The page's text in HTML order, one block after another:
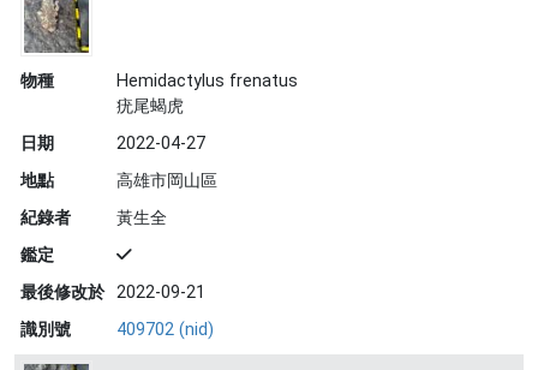
物種
Hemidactylus frenatus
疣尾蝎虎
日期
2022-04-27
地點
高雄市岡山區
紀錄者
黃生全
鑑定
最後修改於 2022-09-21
識別號
409702 (nid)